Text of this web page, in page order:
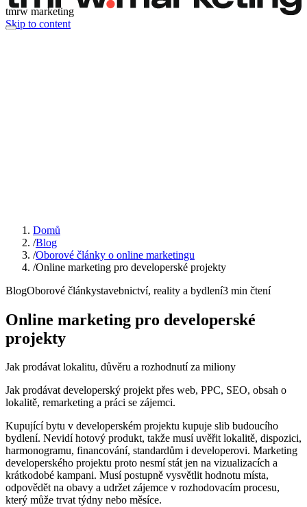
tmrw marketing
Skip to content
Domů
/Blog
/Oborové články o online marketingu
/Online marketing pro developerské projekty
BlogOborové článkystavebnictví, reality a bydlení3 min čtení
Online marketing pro developerské
projekty
Jak prodávat lokalitu, důvěru a rozhodnutí za miliony
Jak prodávat developerský projekt přes web, PPC, SEO, obsah o
lokalitě, remarketing a práci se zájemci.
Kupující bytu v developerském projektu kupuje slib budoucího
bydlení. Nevidí hotový produkt, takže musí uvěřit lokalitě, dispozici,
harmonogramu, financování, standardům i developerovi. Marketing
developerského projektu proto nesmí stát jen na vizualizacích a
krátkodobé kampani. Musí postupně vysvětlit hodnotu místa,
odpovědět na obavy a udržet zájemce v rozhodovacím procesu,
který může trvat týdny nebo měsíce.